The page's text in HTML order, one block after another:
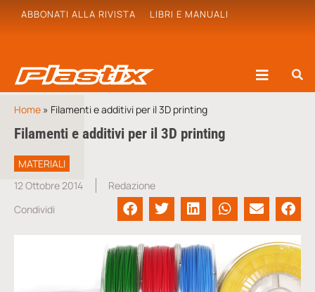
ABBONATI ALLA RIVISTA LIBRI E MANUALI
Home » Filamenti e additivi per il 3D printing
Filamenti e additivi per il 3D printing
MATERIALI
12 Ottobre 2014
Redazione
Condividi